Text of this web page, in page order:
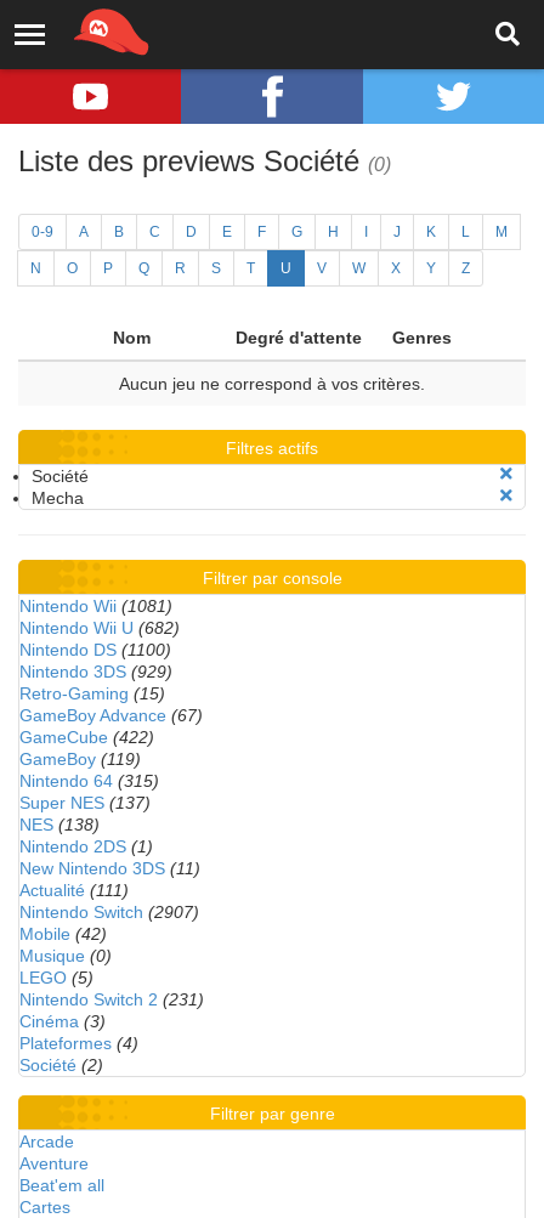
Liste des previews Société (0)
0-9 A B C D E F G H J K L M
N O P Q R S T U V W X Y Z
Nom Degré d'attente Genres
Aucun jeu ne correspond à vos critères.
Filtres actifs
Société
Mecha
Filtrer par console
Nintendo Wii (1081)
Nintendo Wii U (682)
Nintendo DS (1100)
Nintendo 3DS (929)
Retro-Gaming (15)
GameBoy Advance (67)
GameCube (422)
GameBoy (119)
Nintendo 64 (315)
Super NES (137)
NES (138)
Nintendo 2DS (1)
New Nintendo 3DS (11)
Actualité (111)
Nintendo Switch (2907)
Mobile (42)
Musique (0)
LEGO (5)
Nintendo Switch 2 (231)
Cinéma (3)
Plateformes (4)
Société (2)
Filtrer par genre
Arcade
Aventure
Beat'em all
Cartes